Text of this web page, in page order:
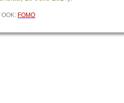
OOK: FOMO